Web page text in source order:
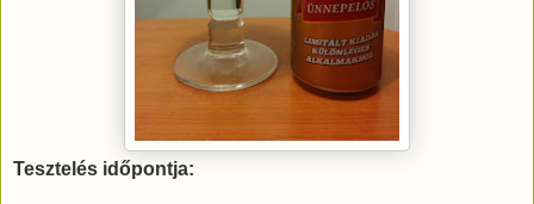
Tesztelés időpontja: